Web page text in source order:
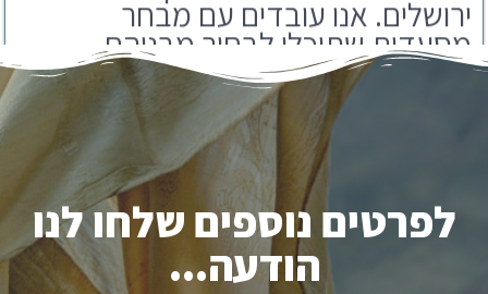
לפרטים נוספים שלחו לנו
הודעה...